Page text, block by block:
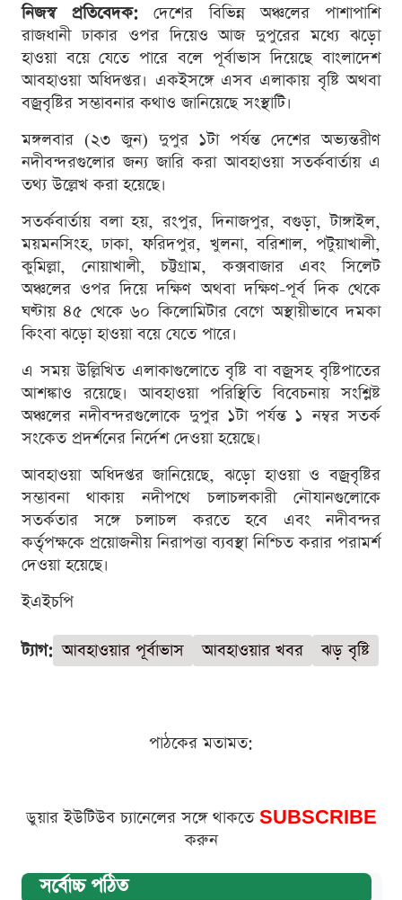
নিজস্ব প্রতিবেদক: দেশের বিভিন্ন অঞ্চলের পাশাপাশি
রাজধানী ঢাকার ওপর দিয়েও আজ দুপুরের মধ্যে ঝড়ো
হাওয়া বয়ে যেতে পারে বলে পূর্বাভাস দিয়েছে বাংলাদেশ
আবহাওয়া অধিদপ্তর। একইসঙ্গে এসব এলাকায় বৃষ্টি অথবা
বজ্রবৃষ্টির সম্ভাবনার কথাও জানিয়েছে সংস্থাটি।
মঙ্গলবার (২৩ জুন) দুপুর ১টা পর্যন্ত দেশের অভ্যন্তরীণ
নদীবন্দরগুলোর জন্য জারি করা আবহাওয়া সতর্কবার্তায় এ
তথ্য উল্লেখ করা হয়েছে।
সতর্কবার্তায় বলা হয়, রংপুর, দিনাজপুর, বগুড়া, টাঙ্গাইল,
ময়মনসিংহ, ঢাকা, ফরিদপুর, খুলনা, বরিশাল, পটুয়াখালী,
কুমিল্লা, নোয়াখালী, চট্টগ্রাম, কক্সবাজার এবং সিলেট
অঞ্চলের ওপর দিয়ে দক্ষিণ অথবা দক্ষিণ-পূর্ব দিক থেকে
ঘণ্টায় ৪৫ থেকে ৬০ কিলোমিটার বেগে অস্থায়ীভাবে দমকা
কিংবা ঝড়ো হাওয়া বয়ে যেতে পারে।
এ সময় উল্লিখিত এলাকাগুলোতে বৃষ্টি বা বজ্রসহ বৃষ্টিপাতের
আশঙ্কাও রয়েছে। আবহাওয়া পরিস্থিতি বিবেচনায় সংশ্লিষ্ট
অঞ্চলের নদীবন্দরগুলোকে দুপুর ১টা পর্যন্ত ১ নম্বর সতর্ক
সংকেত প্রদর্শনের নির্দেশ দেওয়া হয়েছে।
আবহাওয়া অধিদপ্তর জানিয়েছে, ঝড়ো হাওয়া ও বজ্রবৃষ্টির
সম্ভাবনা থাকায় নদীপথে চলাচলকারী নৌযানগুলোকে
সতর্কতার সঙ্গে চলাচল করতে হবে এবং নদীবন্দর
কর্তৃপক্ষকে প্রয়োজনীয় নিরাপত্তা ব্যবস্থা নিশ্চিত করার পরামর্শ
দেওয়া হয়েছে।
ইএইচপি
ট্যাগ: আবহাওয়ার পূর্বাভাস আবহাওয়ার খবর ঝড় বৃষ্টি
পাঠকের মতামত:
ডুয়ার ইউটিউব চ্যানেলের সঙ্গে থাকতে SUBSCRIBE
করুন
সর্বোচ্চ পঠিত